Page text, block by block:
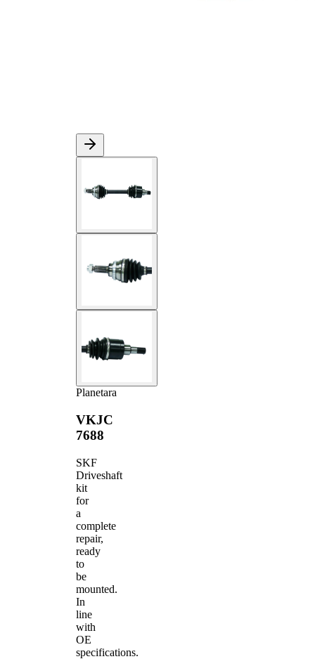
Planetara
VKJC
7688
SKF
Driveshaft
kit
for
a
complete
repair,
ready
to
be
mounted.
In
line
with
OE
specifications.